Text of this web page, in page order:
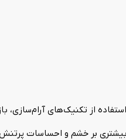
از تکنیک‌های آرام‌سازی،
بیشتری بر خشم و احساسات